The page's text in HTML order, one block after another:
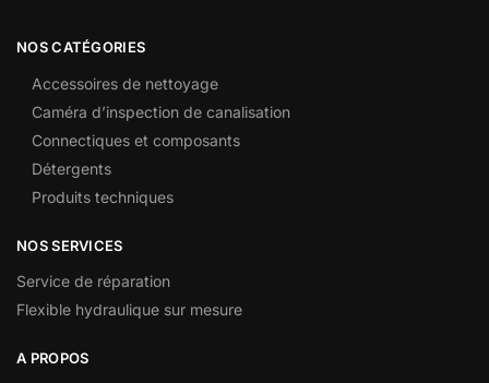
NOS CATÉGORIES
Accessoires de nettoyage
Caméra d’inspection de canalisation
Connectiques et composants
Détergents
Produits techniques
NOS SERVICES
Service de réparation
Flexible hydraulique sur mesure
A PROPOS